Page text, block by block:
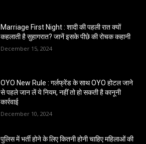
Marriage First Night : शादी की पहली रात क्यों
कहलाती है सुहागरात? जानें इसके पीछे की रोचक कहानी
December 15, 2024
OYO New Rule : गर्लफ्रेंड के साथ OYO होटल जाने
से पहले जान लें ये नियम, नहीं तो हो सकती है कानूनी
कार्रवाई
December 10, 2024
पुलिस में भर्ती होने के लिए कितनी होनी चाहिए महिलाओं की